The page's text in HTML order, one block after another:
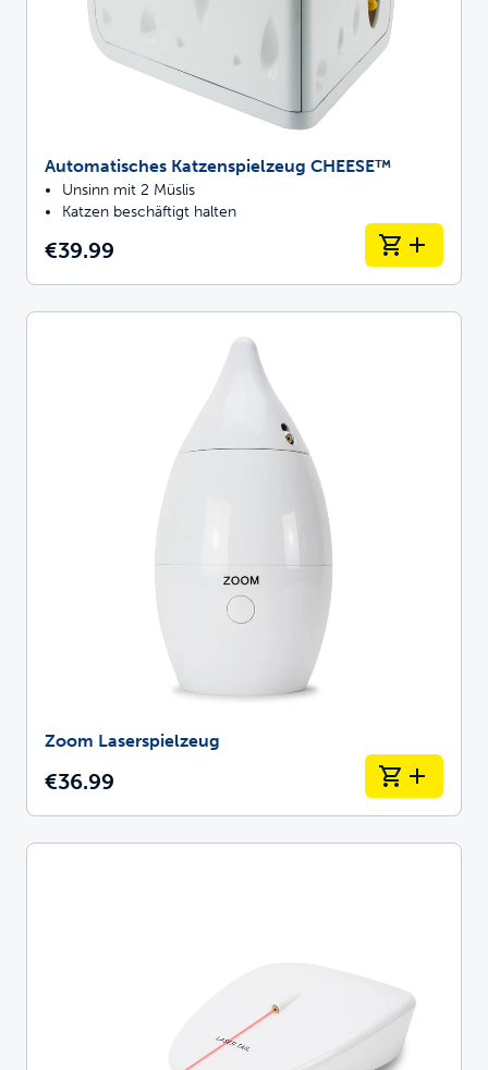
Automatisches Katzenspielzeug CHEESE™
Unsinn mit 2 Müslis
Katzen beschäftigt halten
€39.99
Zoom Laserspielzeug
€36.99